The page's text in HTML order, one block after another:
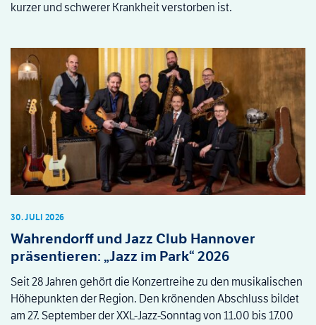
kurzer und schwerer Krankheit verstorben ist.
Wahrendorff und Jazz Club Hannover
präsentieren: „Jazz im Park“ 2026
30. JULI 2026
Seit 28 Jahren gehört die Konzertreihe zu den musikalischen
Höhepunkten der Region. Den krönenden Abschluss bildet
am 27. September der XXL-Jazz-Sonntag von 11.00 bis 17.00